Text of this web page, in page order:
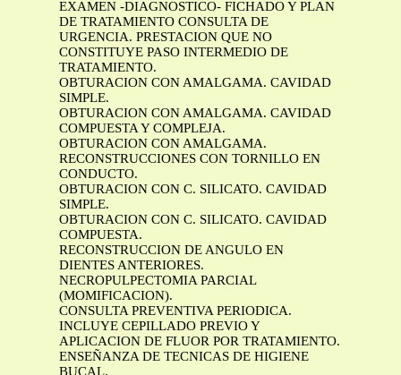
EXAMEN -DIAGNOSTICO- FICHADO Y PLAN
DE TRATAMIENTO CONSULTA DE
URGENCIA. PRESTACION QUE NO
CONSTITUYE PASO INTERMEDIO DE
TRATAMIENTO.
OBTURACION CON AMALGAMA. CAVIDAD
SIMPLE.
OBTURACION CON AMALGAMA. CAVIDAD
COMPUESTA Y COMPLEJA.
OBTURACION CON AMALGAMA.
RECONSTRUCCIONES CON TORNILLO EN
CONDUCTO.
OBTURACION CON C. SILICATO. CAVIDAD
SIMPLE.
OBTURACION CON C. SILICATO. CAVIDAD
COMPUESTA.
RECONSTRUCCION DE ANGULO EN
DIENTES ANTERIORES.
NECROPULPECTOMIA PARCIAL
(MOMIFICACION).
CONSULTA PREVENTIVA PERIODICA.
INCLUYE CEPILLADO PREVIO Y
APLICACION DE FLUOR POR TRATAMIENTO.
ENSEÑANZA DE TECNICAS DE HIGIENE
BUCAL.